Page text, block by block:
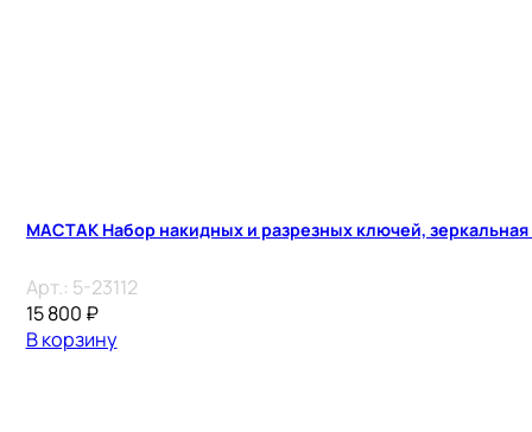
MACTAK Набор накидных и разрезных ключей, зеркальная
Арт.: 5-23112
15 800 ₽
В корзину